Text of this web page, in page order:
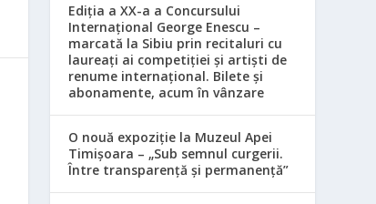
Ediția a XX-a a Concursului
Internațional George Enescu –
marcată la Sibiu prin recitaluri cu
laureați ai competiției și artiști de
renume internațional. Bilete și
abonamente, acum în vânzare
O nouă expoziție la Muzeul Apei
Timișoara – „Sub semnul curgerii.
Între transparență și permanență”